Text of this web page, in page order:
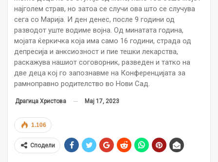
најголем страв, но затоа се случи ова што се случува
сега со Марија. И ден денес, после 9 години од
разводот уште водиме војна. Од минатата година,
мојата ќеркичка која има само 16 години, страда од
депресија и анксиозност и пие тешки лекарства,
раскажува нашиот соговорник, разведен и татко на
две деца кој го запознавме на Конференцијата за
рамноправно родителство во Нови Сад.
Драгица Христова Мај 17, 2023
1.106
Сподели